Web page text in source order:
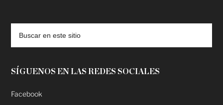
SÍGUENOS EN LAS REDES SOCIALES
Facebook